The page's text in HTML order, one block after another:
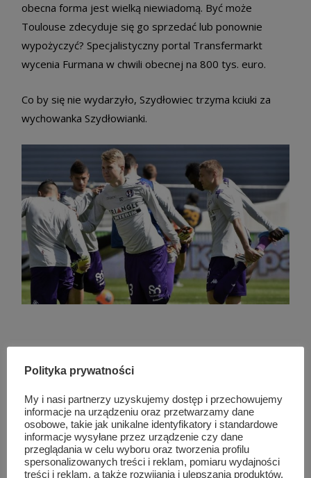
obecna forma jest wielką niewiadomą. Być może
Toulouse zdecyduje się go sprzedać lub ponownie
wypożyczyć? Specjalistyczny portal Transfermarkt
wycenia Furmana w chwili obecnej na 800 tys. euro.
Co by się nie wydarzyło, Szydłowiec trzyma kciuki za
wychowanka Szydłowianki.
Podobne wpisy
Polityka prywatności
My i nasi partnerzy uzyskujemy dostęp i przechowujemy
informacje na urządzeniu oraz przetwarzamy dane
osobowe, takie jak unikalne identyfikatory i standardowe
informacje wysyłane przez urządzenie czy dane
przeglądania w celu wyboru oraz tworzenia profilu
spersonalizowanych treści i reklam, pomiaru wydajności
treści i reklam, a także rozwijania i ulepszania produktów.